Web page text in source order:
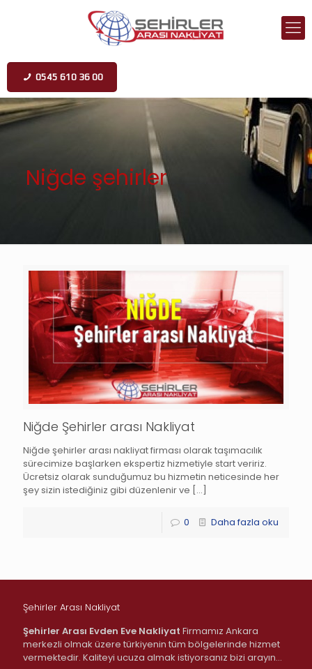
0545 610 36 00
Niğde şehirler
Niğde Şehirler arası Nakliyat
Niğde şehirler arası nakliyat firması olarak taşımacılık
sürecimize başlarken ekspertiz hizmetiyle start veririz.
Ücretsiz olarak sunduğumuz bu hizmetin neticesinde her
şey sizin istediğiniz gibi düzenlenir ve […]
0 Daha fazla oku
Şehirler Arası Nakliyat
Şehirler Arası Evden Eve Nakliyat Firmamız Ankara
merkezli olmak üzere türkiyenin tüm bölgelerinde hizmet
vermektedir. Kaliteyi ucuza almak istiyorsanız bizi arayın…